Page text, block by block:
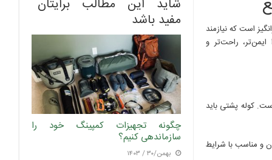
شاید این مطالب برایتان
مفید باشد
چگونه تجهیزات کمپینگ خود را
سازماندهی کنیم؟
بهمن/۳۰ / ۱۴۰۳
است که نیازمند
راحت‌تر و
کوله پشتی باید
و مناسب با شرایط